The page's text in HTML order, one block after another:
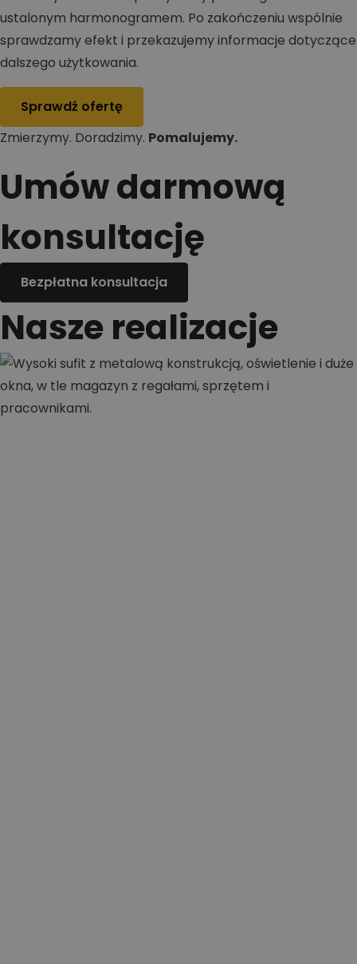
ustalonym harmonogramem. Po zakończeniu wspólnie
sprawdzamy efekt i przekazujemy informacje dotyczące
dalszego użytkowania.
Sprawdź ofertę
Zmierzymy. Doradzimy. Pomalujemy.
Umów darmową
konsultację
Bezpłatna konsultacja
Nasze realizacje